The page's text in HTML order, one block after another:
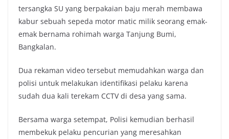
tersangka SU yang berpakaian baju merah membawa
kabur sebuah sepeda motor matic milik seorang emak-
emak bernama rohimah warga Tanjung Bumi,
Bangkalan.
Dua rekaman video tersebut memudahkan warga dan
polisi untuk melakukan identifikasi pelaku karena
sudah dua kali terekam CCTV di desa yang sama.
Bersama warga setempat, Polisi kemudian berhasil
membekuk pelaku pencurian yang meresahkan